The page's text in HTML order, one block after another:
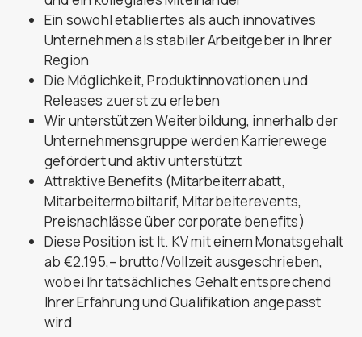
Ein sowohl etabliertes als auch innovatives
Unternehmen als stabiler Arbeitgeber in Ihrer
Region
Die Möglichkeit, Produktinnovationen und
Releases zuerst zu erleben
Wir unterstützen Weiterbildung, innerhalb der
Unternehmensgruppe werden Karrierewege
gefördert und aktiv unterstützt
Attraktive Benefits (Mitarbeiterrabatt,
Mitarbeitermobiltarif, Mitarbeiterevents,
Preisnachlässe über corporate benefits)
Diese Position ist lt. KV mit einem Monatsgehalt
ab €2.195,– brutto/Vollzeit ausgeschrieben,
wobei Ihr tatsächliches Gehalt entsprechend
Ihrer Erfahrung und Qualifikation angepasst
wird